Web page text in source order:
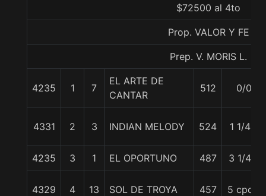
$72500 al 4to
Prop. VALOR Y FE
Prep. V. MORIS L.
4235 1 7
EL ARTE DE
CANTAR
512 0/0
4331 2 3 INDIAN MELODY 524 1 1/4 c
4235 3 1 EL OPORTUNO 487 3 1/4 c
4329 4 13 SOL DE TROYA 457 5 cpos.